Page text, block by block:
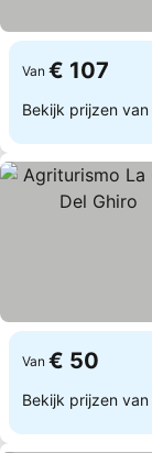
Van € 107
Bekijk prijzen van
Van € 50
Bekijk prijzen van